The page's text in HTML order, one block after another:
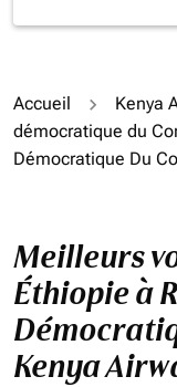
Accueil Kenya
démocratique du
Démocratique Du
Meilleurs
Éthiopie à
Kenya